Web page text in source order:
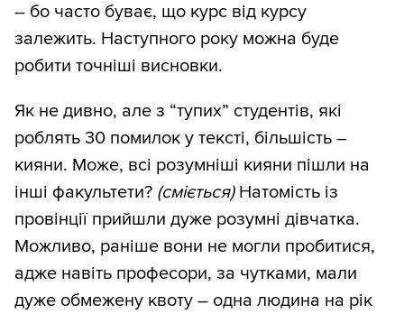
– бо часто буває, що курс від курсу
залежить. Наступного року можна буде
робити точніші висновки.
Як не дивно, але з “тупих” студентів, які
роблять 30 помилок у тексті, більшість –
кияни. Може, всі розумніші кияни пішли на
інші факультети? (сміється)Натомість із
провінції прийшли дуже розумні дівчатка.
Можливо, раніше вони не могли пробитися,
адже навіть професори, за чутками, мали
дуже обмежену квоту – одна людина на рік